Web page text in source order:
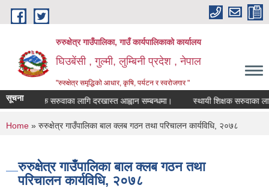
Skip to main content
रुरुक्षेत्र गाउँपालिका, गाउँ कार्यपालिकाको कार्यालय
घिउबेंसी , गुल्मी, लुम्बिनी प्रदेश , नेपाल
"रुरुक्षेत्र समृद्धिको आधार, कृषि, पर्यटन र स्वरोजगार "
सूचनाशिक्षक सरुवाका लागि दरखास्त आह्वान सम्बन्धमा। स्थायी शिक्षक सरुवाका लागि
You are here
Home » रुरुक्षेत्र गाउँपालिका बाल क्लब गठन तथा परिचालन कार्यविधि, २०७८
रुरुक्षेत्र गाउँपालिका बाल क्लब गठन तथा
परिचालन कार्यविधि, २०७८